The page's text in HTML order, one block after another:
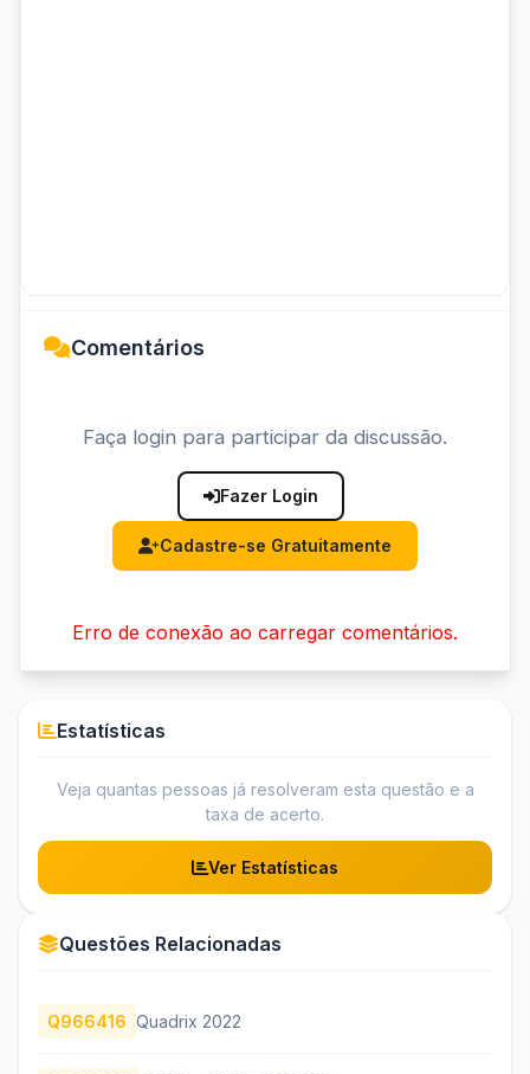
Comentários
Faça login para participar da discussão.
Fazer Login
Cadastre-se Gratuitamente
Erro de conexão ao carregar comentários.
Estatísticas
Veja quantas pessoas já resolveram esta questão e a
taxa de acerto.
Ver Estatísticas
Questões Relacionadas
Q966416 Quadrix 2022